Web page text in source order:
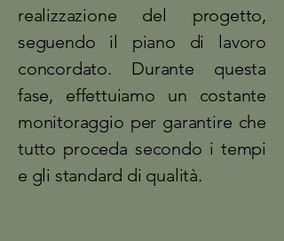
realizzazione del progetto,
seguendo il piano di lavoro
concordato. Durante questa
fase, effettuiamo un costante
monitoraggio per garantire che
tutto proceda secondo i tempi
e gli standard di qualità.